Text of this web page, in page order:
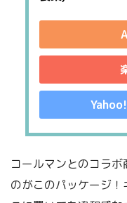
コールマンとのコラ
のがこのパッケージ